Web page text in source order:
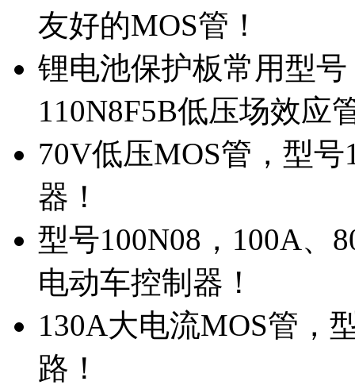
友好的MOS管！
锂电池保护板常用型
110N8F5B低压场效应
70V低压MOS管，型
器！
型号100N08，100A、
电动车控制器！
130A大电流MOS管，
路！